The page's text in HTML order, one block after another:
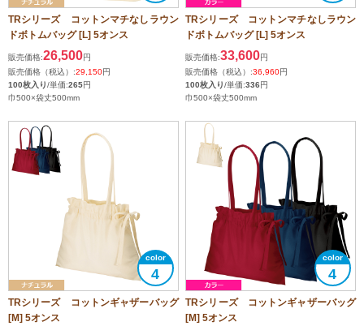
TRシリーズ コットンマチなしラウン
ドボトムバッグ [L] 5オンス
販売価格:26,500円
販売価格（税込）:29,150円
100枚入り/単価:265円
巾500×袋丈500mm
TRシリーズ コットンマチなしラウン
ドボトムバッグ [L] 5オンス
販売価格:33,600円
販売価格（税込）:36,960円
100枚入り/単価:336円
巾500×袋丈500mm
4
TRシリーズ コットンギャザーバッグ
[M] 5オンス
4
TRシリーズ コットンギャザーバッグ
[M] 5オンス